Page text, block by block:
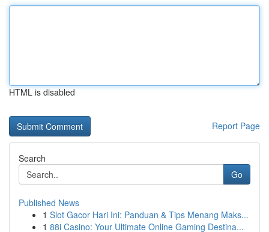
HTML is disabled
Report Page
Search
Go
Published News
1 Slot Gacor Hari Ini: Panduan & Tips Menang Maks...
1 88i Casino: Your Ultimate Online Gaming Destina...